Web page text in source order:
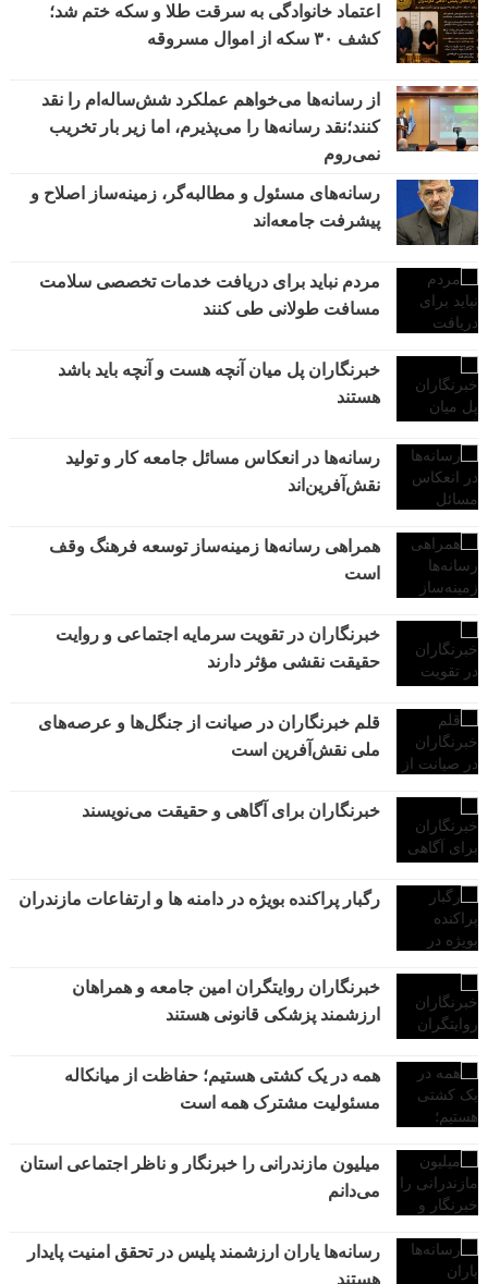
اعتماد خانوادگی به سرقت طلا و سکه ختم شد؛
کشف ۳۰ سکه از اموال مسروقه
از رسانه‌ها می‌خواهم عملکرد شش‌ساله‌ام را نقد
کنند؛نقد رسانه‌ها را می‌پذیرم، اما زیر بار تخریب
نمی‌روم
رسانه‌های مسئول و مطالبه‌گر، زمینه‌ساز اصلاح و
پیشرفت جامعه‌اند
مردم نباید برای دریافت خدمات تخصصی سلامت
مسافت طولانی طی کنند
خبرنگاران پل میان آنچه هست و آنچه باید باشد
هستند
رسانه‌ها در انعکاس مسائل جامعه کار و تولید
نقش‌آفرین‌اند
همراهی رسانه‌ها زمینه‌ساز توسعه فرهنگ وقف
است
خبرنگاران در تقویت سرمایه اجتماعی و روایت
حقیقت نقشی مؤثر دارند
قلم خبرنگاران در صیانت از جنگل‌ها و عرصه‌های
ملی نقش‌آفرین است
خبرنگاران برای آگاهی و حقیقت می‌نویسند
رگبار پراکنده بویژه در دامنه ها و ارتفاعات مازندران
خبرنگاران روایتگران امین جامعه و همراهان
ارزشمند پزشکی قانونی هستند
همه در یک کشتی هستیم؛ حفاظت از میانکاله
مسئولیت مشترک همه است
میلیون مازندرانی را خبرنگار و ناظر اجتماعی استان
می‌دانم
رسانه‌ها یاران ارزشمند پلیس در تحقق امنیت پایدار
هستند